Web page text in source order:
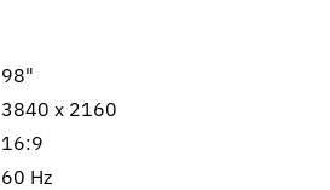
98"
3840 x 2160
16:9
60 Hz